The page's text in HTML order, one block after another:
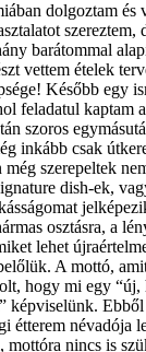
dolgoztam és
szereztem,
barátommal
vettem ételek
Később egy
feladatul kaptam
szoros
inkább csak
szerepeltek
dish-ek,
osztásra, a
lehet
A mottó,
hogy mi egy “új,
képviselünk.
étterem névadója
nincs is